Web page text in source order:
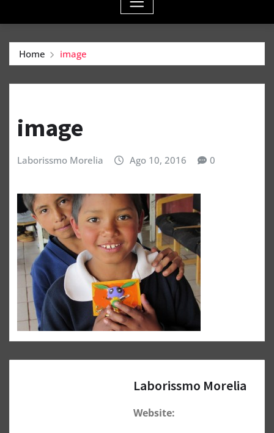
Home image
image
Laborissmo Morelia Ago 10, 2016 0
Laborissmo Morelia
Website: